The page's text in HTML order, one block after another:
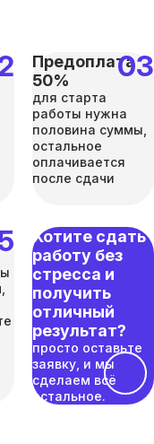
Предоплата
50%
для старта
работы нужна
половина суммы,
остальное
оплачивается
после сдачи
Хотите сдать
работу без
стресса и
получить
отличный
результат?
просто оставьте
заявку, и мы
сделаем всё
остальное.